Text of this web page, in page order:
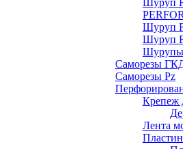
Шуруп
Шуруп
Шуруп
Шурупы
Саморeзы
Саморезы Pz
Крепеж
Лента